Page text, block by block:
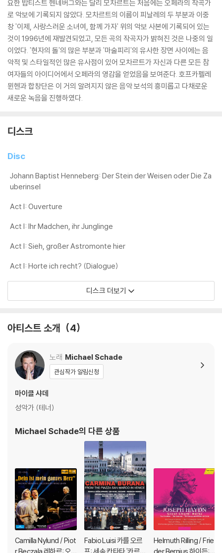
요한 밥티스트 헨네버그와는 달리 모차르트는 처음에는 오페라의 작곡가
로 악보에 기록되지 않았다. 모차르트의 이름이 피날레의 두 부분과 이중
창 '이제, 사랑스러운 소녀여, 함께 가자' 위의 악보 사본에 기록되어 있는
것이 1996년에 재발견되었고, 모든 곡의 작곡자가 밝혀진 것은 나중의 일
이었다. '현자의 돌'의 많은 부분과 '마술피리'의 유사한 장면 사이에는 음
악적 및 스타일적인 많은 유사점이 있어 모차르트가 자신과 다른 모든 참
여자들의 아이디어에서 오페라의 영감을 얻었음을 보여준다. 호프카펠레
뮌헨과 합창단은 이 거의 알려지지 않은 음악 보석의 흥미롭고 다채로운
새로운 녹음을 진행하였다.
디스크
Disc
Johann Baptist Henneberg: Der Stein der Weisen oder Die Za
uberinsel
Act I: Ouverture
Act I: Ihr Madchen, ihr Junglinge
Act I: Sieh, großer Astromonte hier
Act I: Horte ich recht? (Dialogue)
디스크 더보기
아티스트 소개 4
노래 Michael Schade
관심작가 알림신청
마이클 샤데
성악가 (테너)
Michael Schade의 다른 상품
Camilla Nylund / Piot
Fabio Luisi 카를 오르
Helmuth Rilling / Frie